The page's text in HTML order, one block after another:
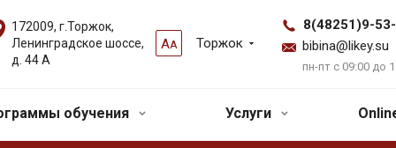
АА Торжок
8(48251)9-
bibina@likey.su
пн-пт с 09:00 до
172009, г.Торжок,
Ленинградское шоссе,
д. 44 А
обучения Услуги